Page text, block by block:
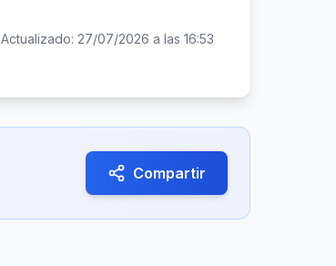
Actualizado: 27/07/2026 a las 16:53
Compartir